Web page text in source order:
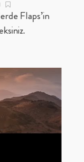
Flaps’in